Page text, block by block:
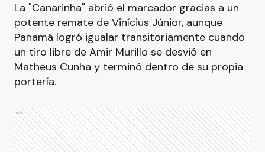
La "Canarinha" abrió el marcador gracias a un
potente remate de Vinícius Júnior, aunque
Panamá logró igualar transitoriamente cuando
un tiro libre de Amir Murillo se desvió en
Matheus Cunha y terminó dentro de su propia
portería.
Ads